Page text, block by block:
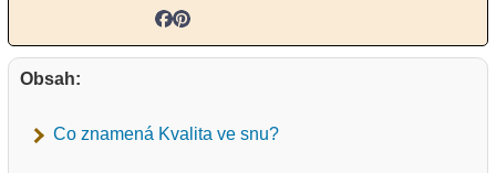
Obsah:
Co znamená Kvalita ve snu?